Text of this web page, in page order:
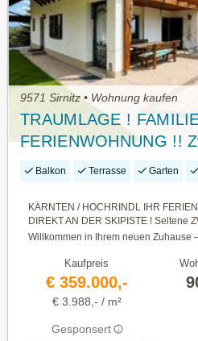
9571 Sirnitz • Wohnung kaufen
TRAUMLAGE !
FERIENWOHNUNG !!
Apartments direkt an
Balkon Terrasse Garten
KÄRNTEN / HOCHRINDL IHR
DIREKT AN DER SKIPISTE ! Seltene
Willkommen in Ihrem neuen Zuhause
Kaufpreis
€ 359.000,-
€ 3.988,- / m²
Gesponsert